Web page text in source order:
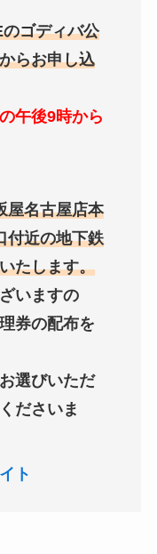
ゴディバ公
らお申し込
午後9時から
屋名古屋店本
付近の地下鉄
たします。
いますの
券の配布を
選びいただ
ださいま
ト